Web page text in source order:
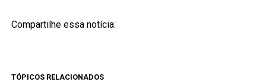
Compartilhe essa notícia:
TÓPICOS RELACIONADOS